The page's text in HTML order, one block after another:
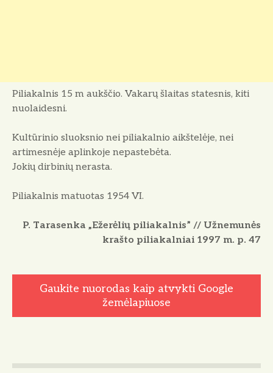
Piliakalnis 15 m aukščio. Vakarų šlaitas statesnis, kiti
nuolaidesni.
Kultūrinio sluoksnio nei piliakalnio aikštelėje, nei
artimesnėje aplinkoje nepastebėta.
Jokių dirbinių nerasta.
Piliakalnis matuotas 1954 VI.
P. Tarasenka „Ežerėlių piliakalnis” // Užnemunės
krašto piliakalniai 1997 m. p. 47
Gaukite nuorodas kaip atvykti Google
žemėlapiuose